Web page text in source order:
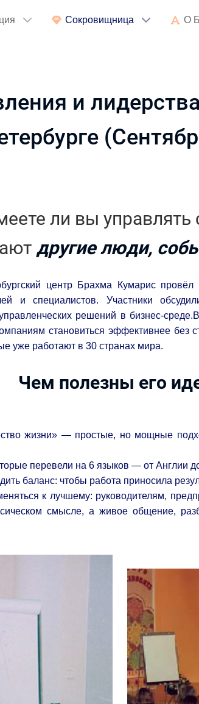
Сокровищница О
и
ли вы управлять
другие люди,
центр Брахма Кумарис
и специалистов. Участники
решений в бизнес-
становиться эффективнее без
уже работают в 30 странах мира.
Чем полезны его
жизни» — простые, но мощные
перевели на 6 языков — от Англии
баланс: чтобы работа приносила
к лучшему: руководителям,
смысле, а живое общение,